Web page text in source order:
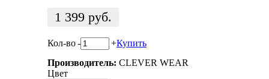
1 399 руб.
Кол-во- +Купить
Производитель: CLEVER WEAR
Цвет